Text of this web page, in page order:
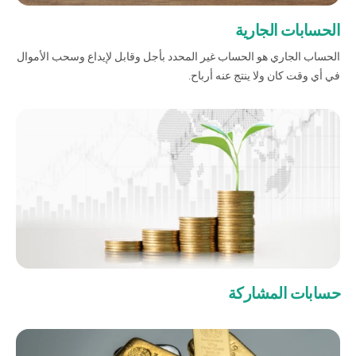
من نحن بوابة التمويل
Türkçe
English
صناديق الاستثمار
شركات
بطاقة بزنس بلاس
المزايا الضريبية
الائتمان الإيجاري
الحلول الخاصة بالقطاعات
الحسابات الجارية
الحساب الجاري هو الحساب غير المحدد بأجل وقابل لإيداع وسحب الأموال
في أي وقت كان ولا ينتج عنه أرباح.
حسابات المشاركة